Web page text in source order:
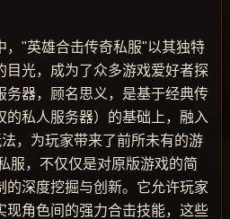
，"英雄合击传奇私服"以其独特
目光，成为了众多游戏爱好者探
务器，顾名思义，是基于经典传
的私人服务器）的基础上，融入
法，为玩家带来了前所未有的游
服，不仅仅是对原版游戏的简
的深度挖掘与创新。它允许玩家
现角色间的强力合击技能，这些